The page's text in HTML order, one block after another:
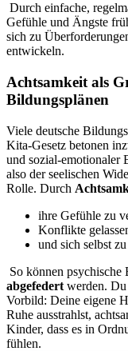
Durch einfache,
Gefühle und Ängste
sich zu
entwickeln.
Achtsamkeit als
Bildungsplänen
Viele deutsche
Kita-Gesetz betonen
und sozial-emotionaler
also der seelischen
Rolle. Durch
ihre Gefühle zu
Konflikte
und sich selbst
So können psychische
abgefedert werden. Du
Vorbild: Deine eigene
Ruhe ausstrahlst,
Kinder, dass es in
fühlen.